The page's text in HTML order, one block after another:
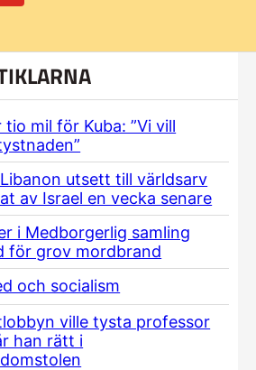
tio mil för Kuba: ”Vi vill
utsett till världsarv
av Israel en vecka senare
i Medborgerlig samling
för grov mordbrand
och socialism
ville tysta professor
han rätt i